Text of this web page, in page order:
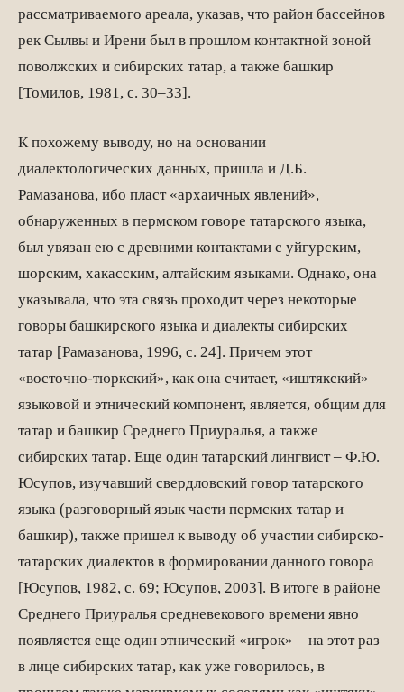
рассматриваемого ареала, указав, что район бассей­нов
рек Сылвы и Ирени был в прошлом контактной зоной
поволжских и сибирских татар, а также башкир
[Томилов, 1981, с. 30–33].
К похожему выводу, но на основании
диалектологических данных, пришла и Д.Б.
Рамазанова, ибо пласт «архаичных явлений»,
обнаруженных в пермском говоре татарского языка,
был увязан ею с древними контактами с уйгурским,
шорским, хакасским, алтайским языками. Однако, она
указывала, что эта связь проходит через некоторые
говоры башкирского языка и диалекты сибирских
татар [Рамазанова, 1996, с. 24]. Причем этот
«восточно-тюркский», как она считает, «иштякский»
языковой и этнический компонент, является, общим для
татар и башкир Среднего Приуралья, а также
сибирских татар. Еще один татарский лингвист – Ф.Ю.
Юсупов, изучавший свердловский говор татарского
языка (разговорный язык части пермских татар и
башкир), также пришел к выводу об участии сибирско-
татарских диалектов в формировании данного говора
[Юсупов, 1982, с. 69; Юсупов, 2003]. В итоге в районе
Среднего Приуралья средневекового времени явно
появляется еще один этнический «игрок» – на этот раз
в лице сибирских татар, как уже говорилось, в